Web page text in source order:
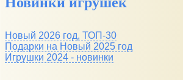
Новый 2026 год, ТОП-30
Подарки на Новый 2025 год
Игрушки 2024 - новинки